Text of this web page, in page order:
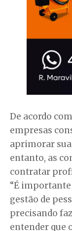
De acordo
empresas
aprimorar
entanto, as
contratar
“É importante
gestão de
precisando
entender que